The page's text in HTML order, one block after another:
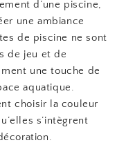
d’une piscine,
une ambiance
de piscine ne sont
de jeu et de
une touche de
aquatique.
choisir la couleur
s’intègrent